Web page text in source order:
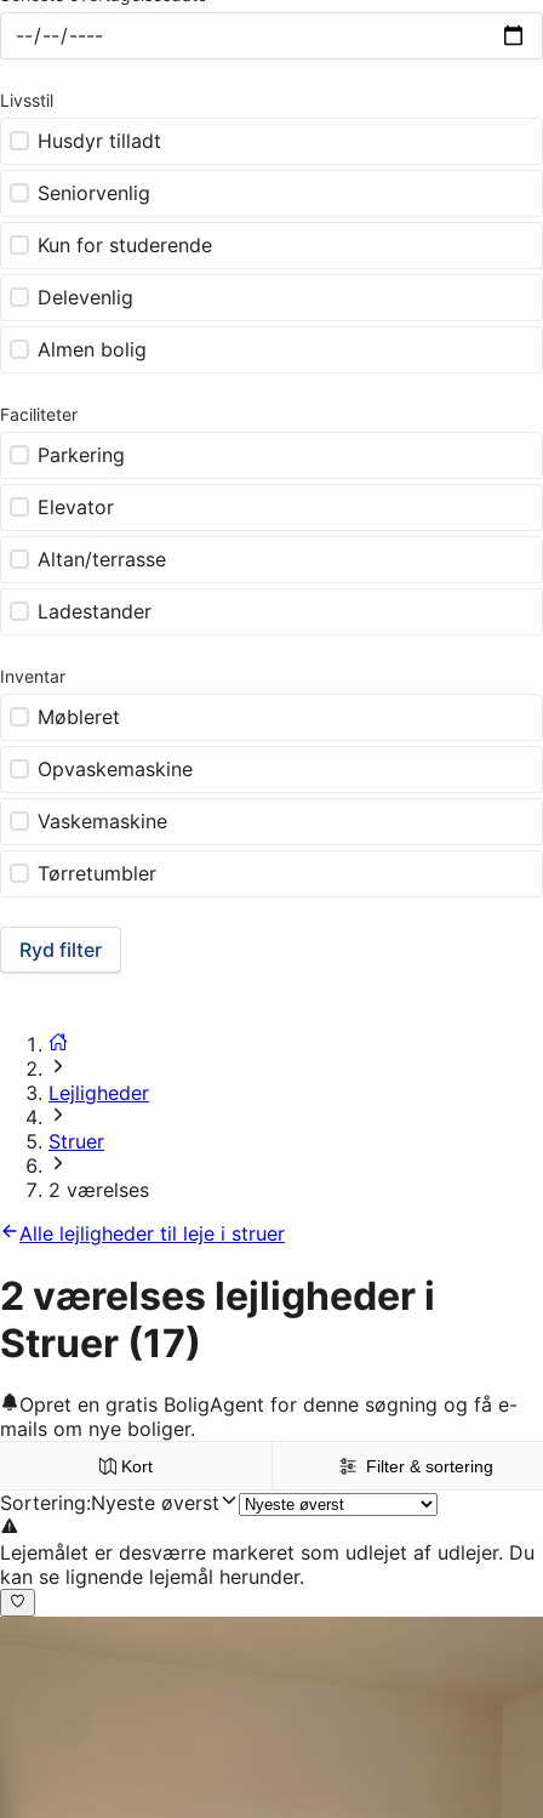
Livsstil
Husdyr tilladt
Seniorvenlig
Kun for studerende
Delevenlig
Almen bolig
Faciliteter
Parkering
Elevator
Altan/terrasse
Ladestander
Inventar
Møbleret
Opvaskemaskine
Vaskemaskine
Tørretumbler
Ryd filter
Lejligheder
Struer
2 værelses
Alle lejligheder til leje i struer
2 værelses lejligheder i
Struer (17)
Opret en gratis BoligAgent for denne søgning og få e-
mails om nye boliger.
Kort Filter & sortering
Sortering:Nyeste øverst
Lejemålet er desværre markeret som udlejet af udlejer. Du
kan se lignende lejemål herunder.